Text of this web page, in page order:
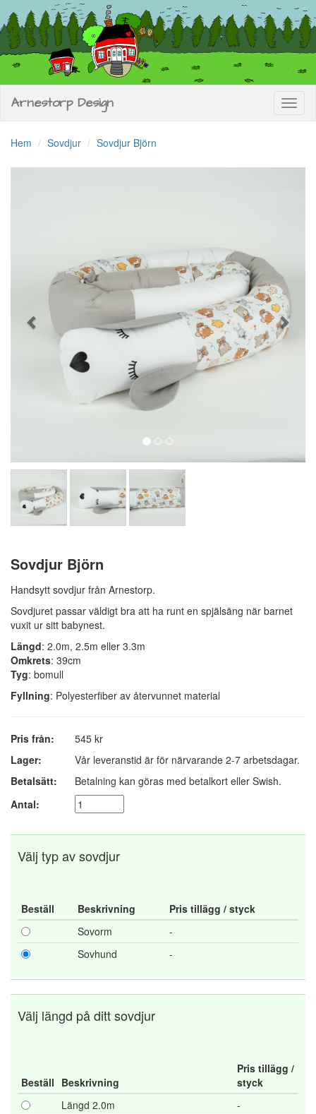
Arnestorp Design
Hem Sovdjur Sovdjur Björn
Sovdjur Björn
Handsytt sovdjur från Arnestorp.
Sovdjuret passar väldigt bra att ha runt en spjälsäng när barnet
vuxit ur sitt babynest.
Längd: 2.0m, 2.5m eller 3.3m
Omkrets: 39cm
Tyg: bomull
Fyllning: Polyesterfiber av återvunnet material
Pris från:
545 kr
Lager:
Vår leveranstid är för närvarande 2-7 arbetsdagar.
Betalsätt:
Betalning kan göras med betalkort eller Swish.
Antal:
Välj typ av sovdjur
Beställ Beskrivning
Pris tillägg / styck
Sovorm
-
Sovhund
-
Välj längd på ditt sovdjur
Beställ Beskrivning
Pris tillägg /
styck
Längd 2.0m
-